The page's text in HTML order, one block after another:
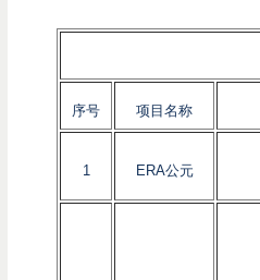
序号 项目名称
1 ERA公元